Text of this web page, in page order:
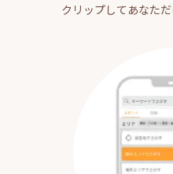
クリップしてあなた